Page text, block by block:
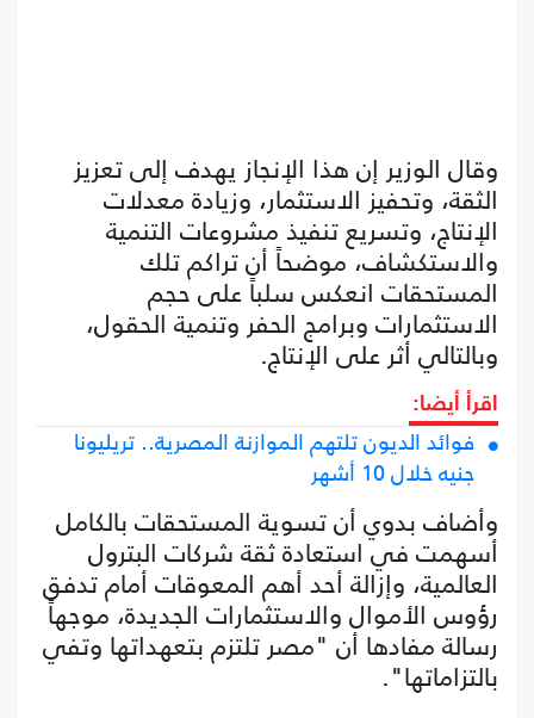
وقال الوزير إن هذا الإنجاز يهدف إلى تعزيز
الثقة، وتحفيز الاستثمار، وزيادة معدلات
الإنتاج، وتسريع تنفيذ مشروعات التنمية
والاستكشاف، موضحاً أن تراكم تلك
المستحقات انعكس سلباً على حجم
الاستثمارات وبرامج الحفر وتنمية الحقول،
وبالتالي أثر على الإنتاج.
اقرأ أيضا:
فوائد الديون تلتهم الموازنة المصرية.. تريليونا
جنيه خلال 10 أشهر
وأضاف بدوي أن تسوية المستحقات بالكامل
أسهمت في استعادة ثقة شركات البترول
العالمية، وإزالة أحد أهم المعوقات أمام تدفق
رؤوس الأموال والاستثمارات الجديدة، موجهاً
رسالة مفادها أن "مصر تلتزم بتعهداتها وتفي
بالتزاماتها".